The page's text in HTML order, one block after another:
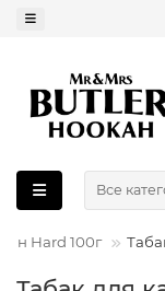
Все
Hard 100г